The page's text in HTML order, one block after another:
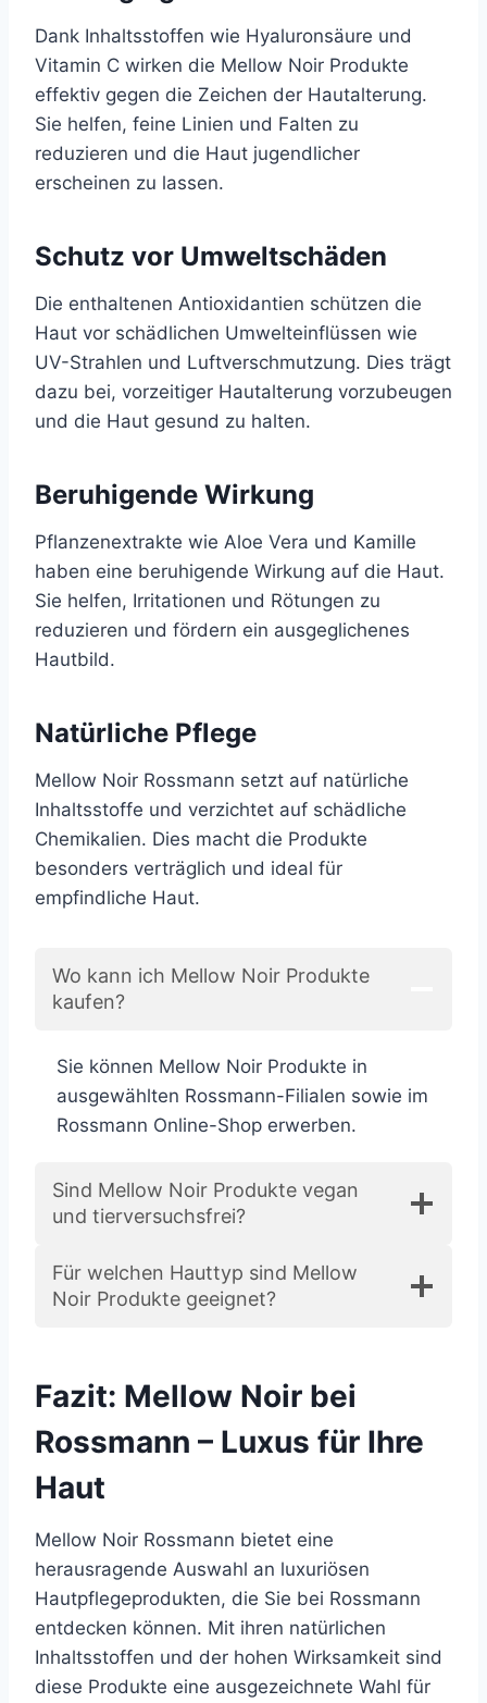
Dank Inhaltsstoffen wie Hyaluronsäure und
Vitamin C wirken die Mellow Noir Produkte
effektiv gegen die Zeichen der Hautalterung.
Sie helfen, feine Linien und Falten zu
reduzieren und die Haut jugendlicher
erscheinen zu lassen.
Schutz vor Umweltschäden
Die enthaltenen Antioxidantien schützen die
Haut vor schädlichen Umwelteinflüssen wie
UV-Strahlen und Luftverschmutzung. Dies trägt
dazu bei, vorzeitiger Hautalterung vorzubeugen
und die Haut gesund zu halten.
Beruhigende Wirkung
Pflanzenextrakte wie Aloe Vera und Kamille
haben eine beruhigende Wirkung auf die Haut.
Sie helfen, Irritationen und Rötungen zu
reduzieren und fördern ein ausgeglichenes
Hautbild.
Natürliche Pflege
Mellow Noir Rossmann setzt auf natürliche
Inhaltsstoffe und verzichtet auf schädliche
Chemikalien. Dies macht die Produkte
besonders verträglich und ideal für
empfindliche Haut.
Wo kann ich Mellow Noir Produkte
kaufen?
Sie können Mellow Noir Produkte in
ausgewählten Rossmann-Filialen sowie im
Rossmann Online-Shop erwerben.
Sind Mellow Noir Produkte vegan
und tierversuchsfrei?
Für welchen Hauttyp sind Mellow
Noir Produkte geeignet?
Fazit: Mellow Noir bei
Rossmann – Luxus für Ihre
Haut
Mellow Noir Rossmann bietet eine
herausragende Auswahl an luxuriösen
Hautpflegeprodukten, die Sie bei Rossmann
entdecken können. Mit ihren natürlichen
Inhaltsstoffen und der hohen Wirksamkeit sind
diese Produkte eine ausgezeichnete Wahl für